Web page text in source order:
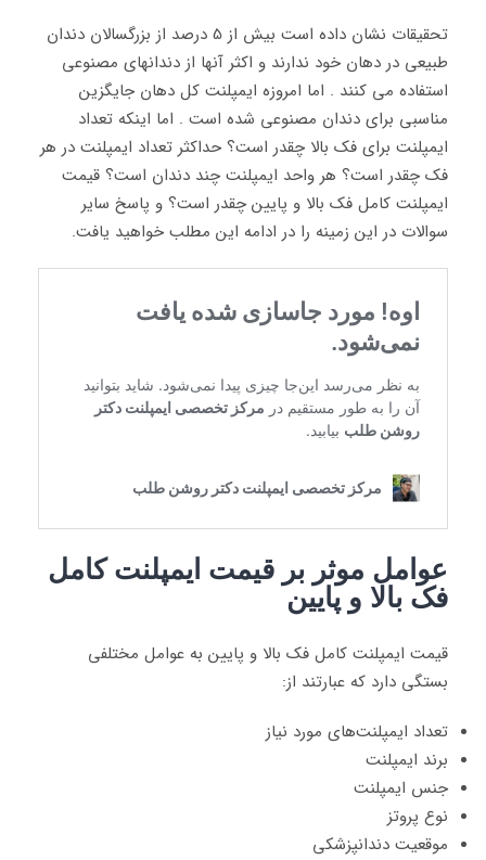
تحقیقات نشان داده است بیش از 5 درصد از بزرگسالان دندان
طبیعی در دهان خود ندارند و اکثر آنها از دندانهای مصنوعی
استفاده می کنند . اما امروزه ایمپلنت کل دهان جایگزین
مناسبی برای دندان مصنوعی شده است . اما اینکه تعداد
ایمپلنت برای فک بالا چقدر است؟ حداکثر تعداد ایمپلنت در هر
فک چقدر است؟ هر واحد ایمپلنت چند دندان است؟ قیمت
ایمپلنت کامل فک بالا و پایین چقدر است؟ و پاسخ سایر
سوالات در این زمینه را در ادامه این مطلب خواهید یافت.
عوامل موثر بر قیمت ایمپلنت کامل
فک بالا و پایین
قیمت ایمپلنت کامل فک بالا و پایین به عوامل مختلفی
بستگی دارد که عبارتند از:
تعداد ایمپلنت‌های مورد نیاز
برند ایمپلنت
جنس ایمپلنت
نوع پروتز
موقعیت دندانپزشکی